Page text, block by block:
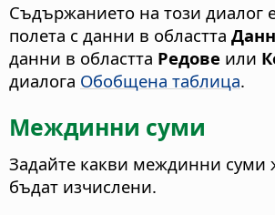
Съдържанието на този диалог
полета с данни в областта
данни в областта Редове или
диалога Обобщена таблица.
Междинни суми
Задайте какви междинни суми
бъдат изчислени.